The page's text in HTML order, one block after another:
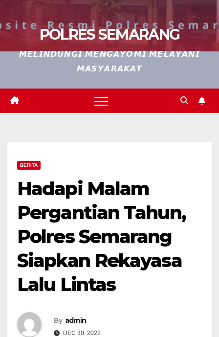
POLRES SEMARANG
𝙈𝙀𝙇𝙄𝙉𝘿𝙐𝙉𝙂𝙄 𝙈𝙀𝙉𝙂𝘼𝙔𝙊𝙈𝙄 𝙈𝙀𝙇𝘼𝙔𝘼𝙉𝙄
𝙈𝘼𝙎𝙔𝘼𝙍𝘼𝙆𝘼𝙏
BERITA
Hadapi Malam
Pergantian Tahun,
Polres Semarang
Siapkan Rekayasa
Lalu Lintas
By admin
DEC 30, 2022